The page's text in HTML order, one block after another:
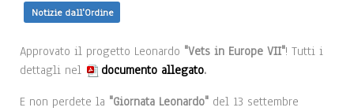
Notizie dall'Ordine
Approvato il progetto Leonardo "Vets in Europe VII"! Tutti i
dettagli nel
documento allegato.
E non perdete la "Giornata Leonardo" del 13 settembre